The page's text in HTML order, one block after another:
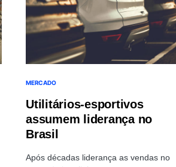
MERCADO
Utilitários-esportivos
assumem liderança no
Brasil
Após décadas liderança as vendas no